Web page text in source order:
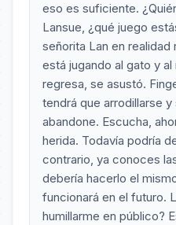
eso es suficiente.
Lansue, ¿qué juego
señorita Lan en
está jugando al gato y al
regresa, se asustó.
tendrá que arrodillarse
abandone. Escucha,
herida. Todavía podría
contrario, ya conoces
debería hacerlo el
funcionará en el futuro.
humillarme en público?